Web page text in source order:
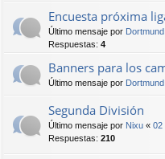
Encuesta próxima
Último mensaje por Dortmund
Respuestas: 4
Banners para los
Último mensaje por Dortmund
Segunda División
Último mensaje por Nixu « 02
Respuestas: 210